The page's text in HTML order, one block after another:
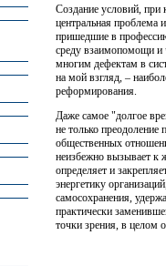
Создание условий, при
центральная
пришедшие в
среду взаимопомощи и
многим дефектам в
на мой взгляд, –
реформирования.
Даже сaмое "долгое
не только преодоление
общественных
неизбежно вызывает к
определяет и
энергетику
самосохранения,
практически
точки зрения, в целом